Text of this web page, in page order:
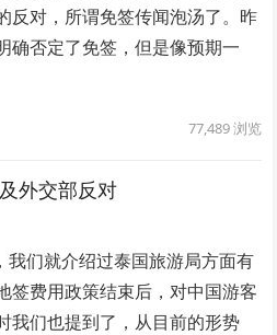
反对，所谓免签传闻泡汤了。昨
确否定了免签，但是像预期一
77,489浏览
外交部反对
我们就介绍过泰国旅游局方面有
签费用政策结束后，对中国游客
我们也提到了，从目前的形势